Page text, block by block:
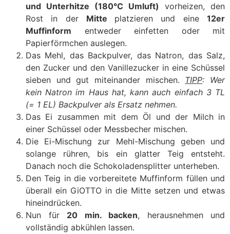
und Unterhitze (180°C Umluft) vorheizen, den
Rost in der Mitte platzieren und eine12er
Muffinform entweder einfetten oder mit
Papierförmchen auslegen.
Das Mehl, das Backpulver, das Natron, das Salz,
den Zucker und den Vanillezucker in eine Schüssel
sieben und gut miteinander mischen. TIPP: Wer
kein Natron im Haus hat, kann auch einfach 3 TL
(= 1 EL) Backpulver als Ersatz nehmen.
Das Ei zusammen mit dem Öl und der Milch in
einer Schüssel oder Messbecher mischen.
Die Ei-Mischung zur Mehl-Mischung geben und
solange rühren, bis ein glatter Teig entsteht.
Danach noch die Schokoladensplitter unterheben.
Den Teig in die vorbereitete Muffinform füllen und
überall ein GiOTTO in die Mitte setzen und etwas
hineindrücken.
Nun für 20 min. backen, herausnehmen und
vollständig abkühlen lassen.